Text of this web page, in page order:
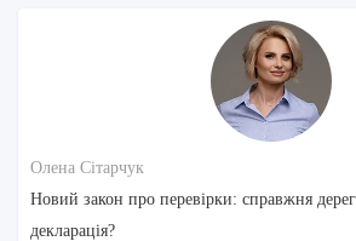
Олена Сітарчук
Новий закон про перевірки: справжня
декларація?